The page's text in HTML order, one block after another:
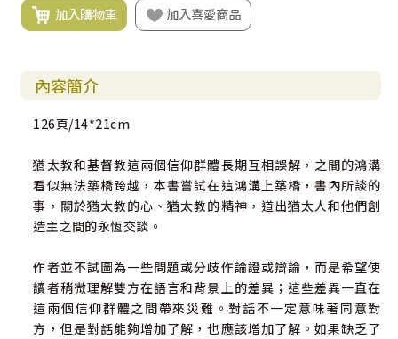
加入購物車 加入喜愛商品
內容簡介
126頁/14*21cm
猶太教和基督教這兩個信仰群體長期互相誤解，之間的鴻溝
看似無法築橋跨越，本書嘗試在這鴻溝上築橋，書內所談的
事，關於猶太教的心、猶太教的精神，道出猶太人和他們創
造主之間的永恆交談。
作者並不試圖為一些問題或分歧作論證或辯論，而是希望使
讀者稍微理解雙方在語言和背景上的差異；這些差異一直在
這兩個信仰群體之間帶來災難。對話不一定意味著同意對
方，但是對話能夠增加了解，也應該增加了解。如果缺乏了